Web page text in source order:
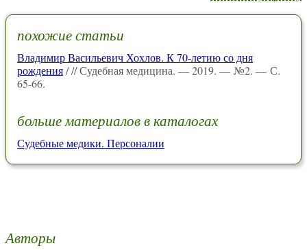
похожие статьи
Владимир Васильевич Хохлов. К 70-летию со дня
рождения/ // Судебная медицина. — 2019. — №2. — С.
65-66.
больше материалов в каталогах
Судебные медики. Персоналии
Авторы